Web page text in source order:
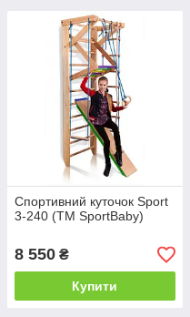
Спортивний куточок Sport
3-240 (ТМ SportBaby)
8 550 ₴
Купити